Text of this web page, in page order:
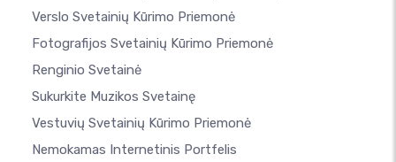
Verslo Svetainių Kūrimo Priemonė
Fotografijos Svetainių Kūrimo Priemonė
Renginio Svetainė
Sukurkite Muzikos Svetainę
Vestuvių Svetainių Kūrimo Priemonė
Nemokamas Internetinis Portfelis